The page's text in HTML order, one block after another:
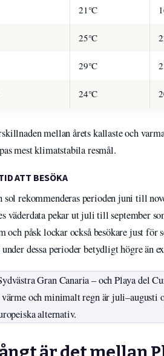
21°C
25°C
29°C
24°C
mellan årets kallaste och
mest klimatstabila resmål.
ATT BESÖKA
sol rekommenderas perioden juni till
väderdata pekar ut juli till september
och påsk lockar också besökare just för
dessa perioder betydligt högre än
Gran Canaria – och Playa del
och minimalt regn är juli–augusti
alternativ.